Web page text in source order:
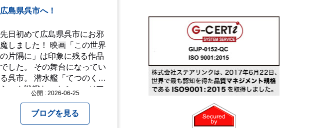
広島県呉市へ！
先日初めて広島県呉市にお邪
魔しました！ 映画「この世界
の片隅に」は印象に残る作品
でした。 その舞台になってい
る呉市。 潜水艦「てつのくじ
ら」や戦艦ヤマトミュージア
戦後の街の様子を知ることが
できました。 戦争についての
公開 : 2026-06-25
ブログを見る